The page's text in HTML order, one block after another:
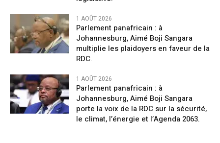
1 AOÛT 2026
Parlement panafricain : à
Johannesburg, Aimé Boji Sangara
multiplie les plaidoyers en faveur de la
RDC.
1 AOÛT 2026
Parlement panafricain : à
Johannesburg, Aimé Boji Sangara
porte la voix de la RDC sur la sécurité,
le climat, l’énergie et l’Agenda 2063.